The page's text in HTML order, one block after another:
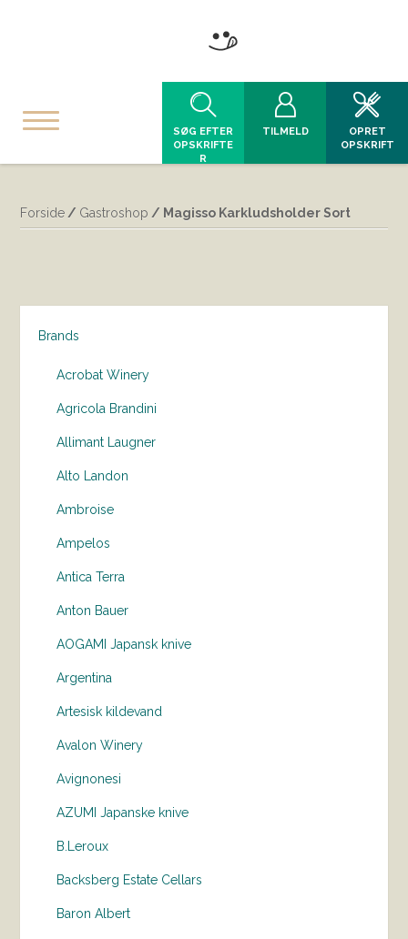
SØG EFTER
OPSKRIFTE
R
TILMELD
OPRET
OPSKRIFT
Forside / Gastroshop / Magisso Karkludsholder Sort
Brands
Acrobat Winery
Agricola Brandini
Allimant Laugner
Alto Landon
Ambroise
Ampelos
Antica Terra
Anton Bauer
AOGAMI Japansk knive
Argentina
Artesisk kildevand
Avalon Winery
Avignonesi
AZUMI Japanske knive
B.Leroux
Backsberg Estate Cellars
Baron Albert